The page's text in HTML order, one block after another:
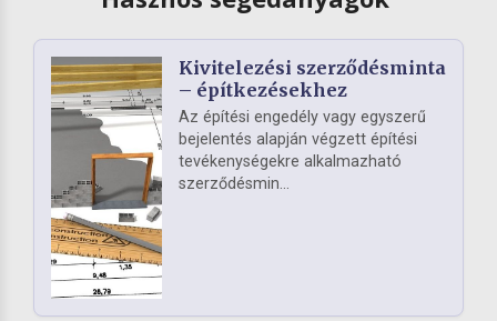
Kivitelezési szerződésminta
– építkezésekhez
Az építési engedély vagy egyszerű
bejelentés alapján végzett építési
tevékenységekre alkalmazható
szerződésmin...